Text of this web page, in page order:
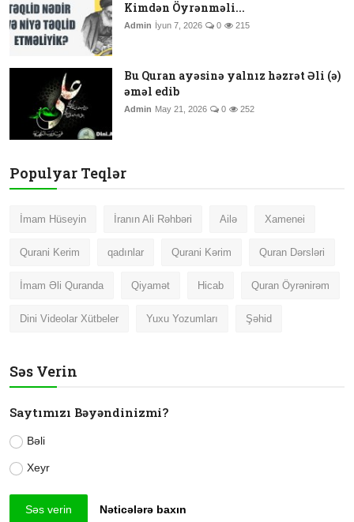
Kimdən Öyrənməli...
Admin İyun 7, 2026 0 215
Bu Quran ayəsinə yalnız həzrət Əli (ə)
əməl edib
Admin May 21, 2026 0 252
Populyar Teqlər
İmam Hüseyin İranın Ali Rəhbəri Ailə Xamenei
Qurani Kerim qadınlar Qurani Kərim Quran Dərsləri
İmam Əli Quranda Qiyamət Hicab Quran Öyrənirəm
Dini Videolar Xütbeler Yuxu Yozumları Şəhid
Səs Verin
Saytımızı Bəyəndinizmi?
Bəli
Xeyr
Səs verin Nəticələrə baxın